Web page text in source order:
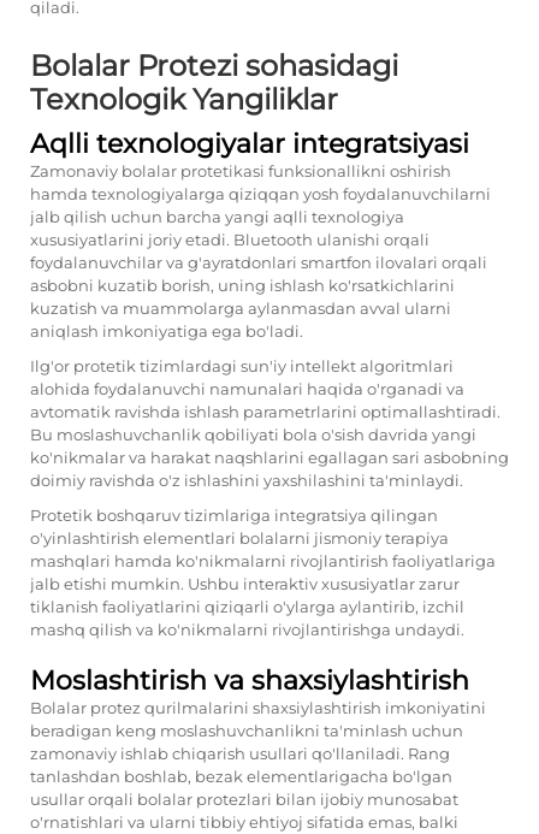
qiladi.
Bolalar Protezi sohasidagi
Texnologik Yangiliklar
Aqlli texnologiyalar integratsiyasi
Zamonaviy bolalar protetikasi funksionallikni oshirish
hamda texnologiyalarga qiziqqan yosh foydalanuvchilarni
jalb qilish uchun barcha yangi aqlli texnologiya
xususiyatlarini joriy etadi. Bluetooth ulanishi orqali
foydalanuvchilar va g'ayratdonlari smartfon ilovalari orqali
asbobni kuzatib borish, uning ishlash ko'rsatkichlarini
kuzatish va muammolarga aylanmasdan avval ularni
aniqlash imkoniyatiga ega bo'ladi.
Ilg'or protetik tizimlardagi sun'iy intellekt algoritmlari
alohida foydalanuvchi namunalari haqida o'rganadi va
avtomatik ravishda ishlash parametrlarini optimallashtiradi.
Bu moslashuvchanlik qobiliyati bola o'sish davrida yangi
ko'nikmalar va harakat naqshlarini egallagan sari asbobning
doimiy ravishda o'z ishlashini yaxshilashini ta'minlaydi.
Protetik boshqaruv tizimlariga integratsiya qilingan
o'yinlashtirish elementlari bolalarni jismoniy terapiya
mashqlari hamda ko'nikmalarni rivojlantirish faoliyatlariga
jalb etishi mumkin. Ushbu interaktiv xususiyatlar zarur
tiklanish faoliyatlarini qiziqarli o'ylarga aylantirib, izchil
mashq qilish va ko'nikmalarni rivojlantirishga undaydi.
Moslashtirish va shaxsiylashtirish
Bolalar protez qurilmalarini shaxsiylashtirish imkoniyatini
beradigan keng moslashuvchanlikni ta'minlash uchun
zamonaviy ishlab chiqarish usullari qo'llaniladi. Rang
tanlashdan boshlab, bezak elementlarigacha bo'lgan
usullar orqali bolalar protezlari bilan ijobiy munosabat
o'rnatishlari va ularni tibbiy ehtiyoj sifatida emas, balki